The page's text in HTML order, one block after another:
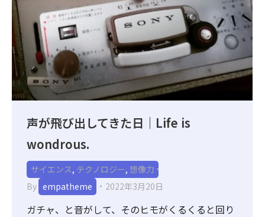
声が飛び出してきた日｜Life is
wondrous.
サイエンス, テクノロジー, 想像力
By empatheme 2022年3月20日
ガチャ、と音がして、そのヒモがくるくると回り